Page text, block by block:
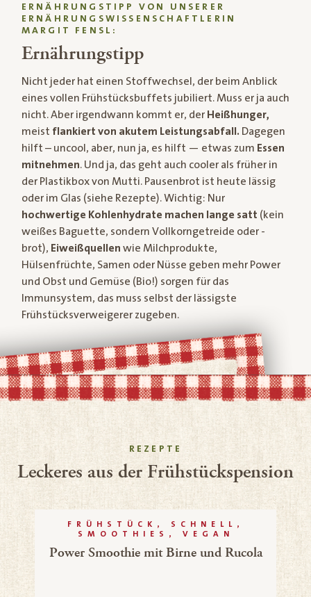
ERNÄHRUNGSTIPP VON UNSERER
ERNÄHRUNGSWISSENSCHAFTLERIN
MARGIT FENSL:
Ernährungstipp
Nicht jeder hat einen Stoffwechsel, der beim Anblick
eines vollen Frühstücksbuffets jubiliert. Muss er ja auch
nicht. Aber irgendwann kommt er, der Heißhunger,
meist flankiert von akutem Leistungsabfall. Dagegen
hilft – uncool, aber, nun ja, es hilft — etwas zum Essen
mitnehmen. Und ja, das geht auch cooler als früher in
der Plastikbox von Mutti. Pausenbrot ist heute lässig
oder im Glas (siehe Rezepte). Wichtig: Nur
hochwertige Kohlenhydrate machen lange satt (kein
weißes Baguette, sondern Vollkorngetreide oder -
brot), Eiweißquellen wie Milchprodukte,
Hülsenfrüchte, Samen oder Nüsse geben mehr Power
und Obst und Gemüse (Bio!) sorgen für das
Immunsystem, das muss selbst der lässigste
Frühstücksverweigerer zugeben.
REZEPTE
Leckeres aus der Frühstückspension
FRÜHSTÜCK, SCHNELL,
SMOOTHIES, VEGAN
Power Smoothie mit Birne und Rucola